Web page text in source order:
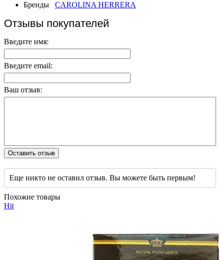
Бренды
CAROLINA HERRERA
Отзывы покупателей
Введите имя:
Введите email:
Ваш отзыв:
Оставить отзыв
Еще никто не оставил отзыв. Вы можете быть первым!
Похожие товары
Hit